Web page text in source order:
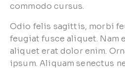
commodo cursus.
Odio felis sagittis, morbi
feugiat fusce aliquet. Nam
aliquet erat dolor enim.
ipsum. Aliquam senectus